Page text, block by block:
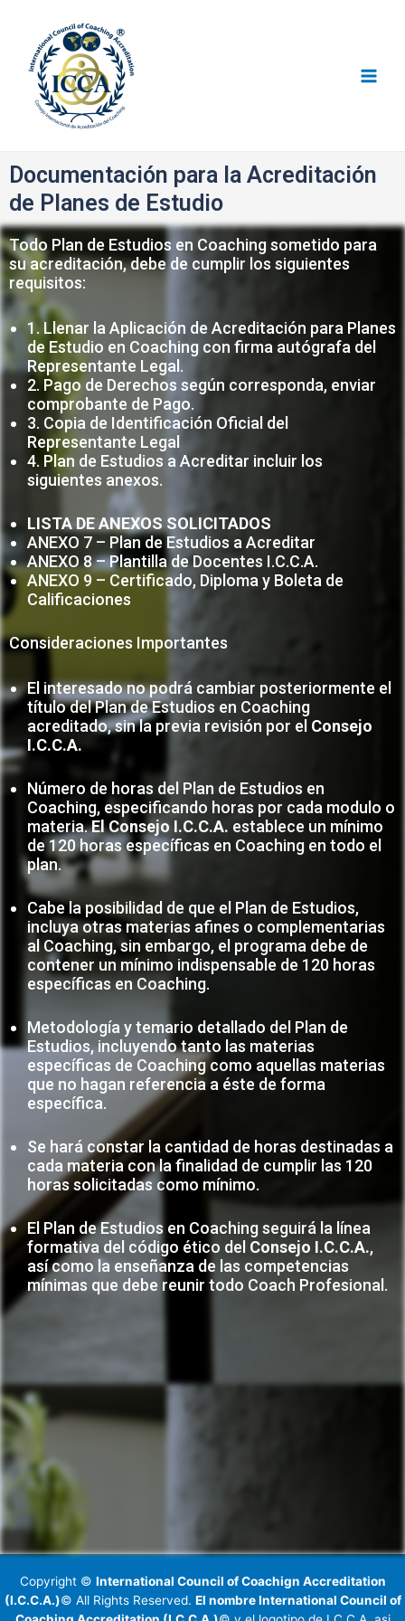
Documentación para la Acreditación
de Planes de Estudio
Todo Plan de Estudios en Coaching sometido para
su acreditación, debe de cumplir los siguientes
requisitos:
1. Llenar la Aplicación de Acreditación para Planes
de Estudio en Coaching con firma autógrafa del
Representante Legal.
2. Pago de Derechos según corresponda, enviar
comprobante de Pago.
3. Copia de Identificación Oficial del
Representante Legal
4. Plan de Estudios a Acreditar incluir los
siguientes anexos.
LISTA DE ANEXOS SOLICITADOS
ANEXO 7 – Plan de Estudios a Acreditar
ANEXO 8 – Plantilla de Docentes I.C.C.A.
ANEXO 9 – Certificado, Diploma y Boleta de
Calificaciones
Consideraciones Importantes
El interesado no podrá cambiar posteriormente el
título del Plan de Estudios en Coaching
acreditado, sin la previa revisión por el Consejo
I.C.C.A.
Número de horas del Plan de Estudios en
Coaching, especificando horas por cada modulo o
materia.El Consejo I.C.C.A. establece un mínimo
de 120 horas específicas en Coaching en todo el
plan.
Cabe la posibilidad de que el Plan de Estudios,
incluya otras materias afines o complementarias
al Coaching, sin embargo, el programa debe de
contener un mínimo indispensable de 120 horas
específicas en Coaching.
Metodología y temario detallado del Plan de
Estudios, incluyendo tanto las materias
específicas de Coaching como aquellas materias
que no hagan referencia a éste de forma
específica.
Se hará constar la cantidad de horas destinadas a
cada materia con la finalidad de cumplir las 120
horas solicitadas como mínimo.
El Plan de Estudios en Coaching seguirá la línea
formativa del código ético del Consejo I.C.C.A.,
así como la enseñanza de las competencias
mínimas que debe reunir todo Coach Profesional.
Copyright © International Council of Coachign Accreditation
(I.C.C.A.)© All Rights Reserved. El nombre International Council of